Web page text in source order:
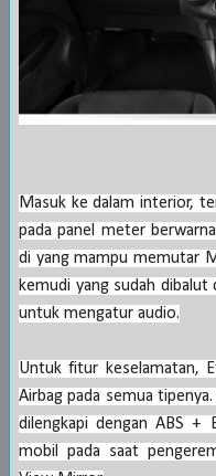
Masuk ke dalam interior,
pada panel meter
di yang mampu memutar
kemudi yang sudah
untuk mengatur audio.
Untuk fitur keselamatan,
Airbag pada semua tipenya.
dilengkapi dengan ABS +
mobil pada saat